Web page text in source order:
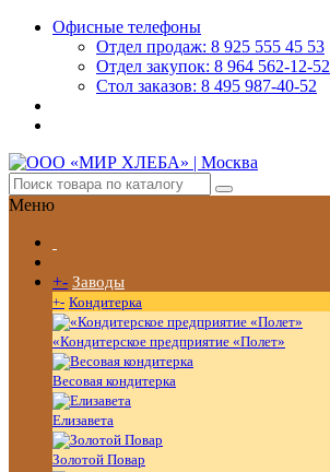
Офисные телефоны
Отдел продаж: 8 925 555 45 53
Отдел закупок: 8 964 562-12-52
Стол заказов: 8 495 987-40-52
Меню
+- Заводы
+- Кондитерка
«Кондитерское предприятие «Полет»
Весовая кондитерка
Елизавета
Золотой Повар